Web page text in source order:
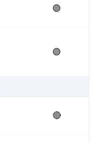
🟢
🟢
🔴